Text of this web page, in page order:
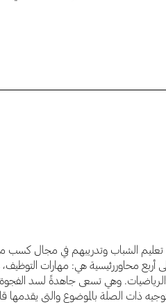
الشباب وتدريبهم في مجال كسب
أربع محاوررئيسية هي: مهارات التوظيف،
والرياضيات. وهي تسعى جاهدةً لسد
ذات الصلة بالموضوع والتي يقدمها